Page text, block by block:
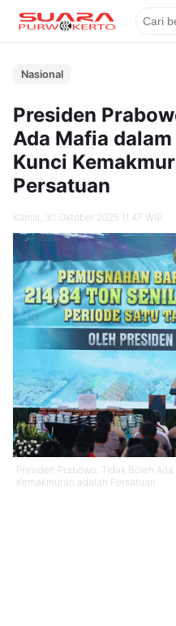
Nasional
Presiden
Ada Mafia
Kunci
Persatuan
Kamis, 30 Oktober 2025 11.47 WIB
Presiden Prabowo: Tidak Boleh
Kemakmuran adalah Persatuan